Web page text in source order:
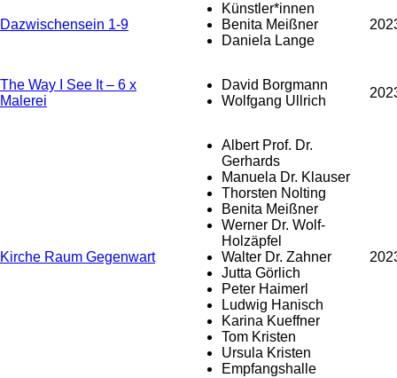
Dazwischensein 1-9
Künstler*innen
Benita Meißner
Daniela Lange
The Way I See It – 6 x
Malerei
David Borgmann
Wolfgang Ullrich
Kirche Raum Gegenwart
Albert Prof. Dr.
Gerhards
Manuela Dr. Klauser
Thorsten Nolting
Benita Meißner
Werner Dr. Wolf-
Holzäpfel
Walter Dr. Zahner
Jutta Görlich
Peter Haimerl
Ludwig Hanisch
Karina Kueffner
Tom Kristen
Ursula Kristen
Empfangshalle